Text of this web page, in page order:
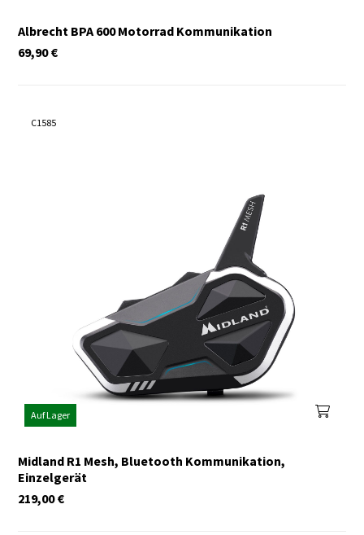
Albrecht BPA 600 Motorrad Kommunikation
€
69,90
C1585
Auf Lager
Midland R1 Mesh, Bluetooth Kommunikation,
Einzelgerät
€
219,00